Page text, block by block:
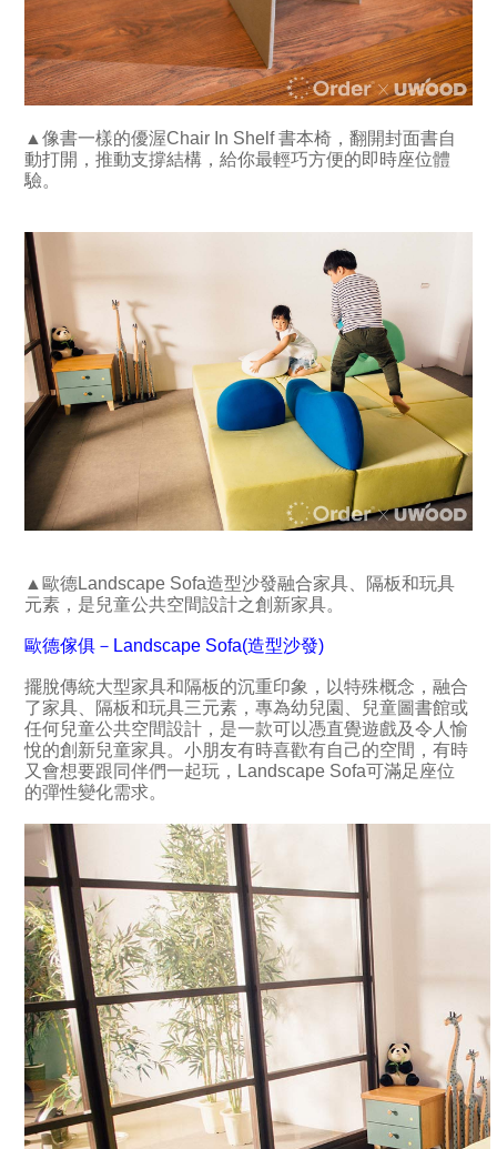
▲像書一樣的優渥Chair In Shelf 書本椅，翻開封面書自
動打開，推動支撐結構，給你最輕巧方便的即時座位體
驗。
▲歐德Landscape Sofa造型沙發融合家具、隔板和玩具
元素，是兒童公共空間設計之創新家具。
歐德傢俱－Landscape Sofa(造型沙發)
擺脫傳統大型家具和隔板的沉重印象，以特殊概念，融合
了家具、隔板和玩具三元素，專為幼兒園、兒童圖書館或
任何兒童公共空間設計，是一款可以憑直覺遊戲及令人愉
悅的創新兒童家具。小朋友有時喜歡有自己的空間，有時
又會想要跟同伴們一起玩，Landscape Sofa可滿足座位
的彈性變化需求。